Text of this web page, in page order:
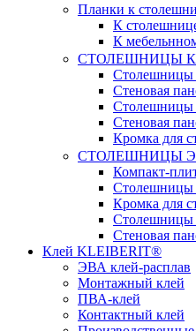
Планки к
К
К
СТОЛЕШНИЦЫ
Столешницы
Стеновая
Столешницы
Стеновая
Кромка для
СТОЛЕШНИЦЫ
Компакт-
Столешницы
Кромка для
Столешницы
Стеновая
Клей KLEIBERIT®
ЭВА клей-расплав
Монтажный клей
ПВА-клей
Контактный клей